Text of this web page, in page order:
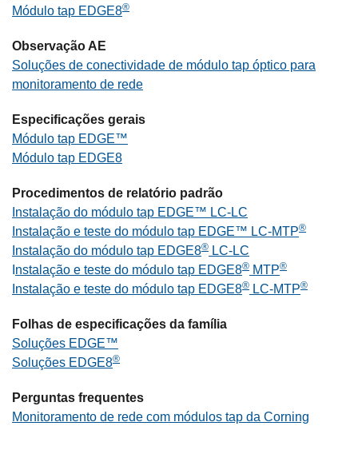
Módulo tap EDGE8®
Observação AE
Soluções de conectividade de módulo tap óptico para
monitoramento de rede
Especificações gerais
Módulo tap EDGE™
Módulo tap EDGE8
Procedimentos de relatório padrão
Instalação do módulo tap EDGE™ LC-LC
Instalação e teste do módulo tap EDGE™ LC-MTP®
Instalação do módulo tap EDGE8® LC-LC
nstalação e teste do módulo tap EDGE8® MTP®
Instalação e teste do módulo tap EDGE8® LC-MTP®
Folhas de especificações da família
Soluções EDGE™
Soluções EDGE8®
Perguntas frequentes
Monitoramento de rede com módulos tap da Corning